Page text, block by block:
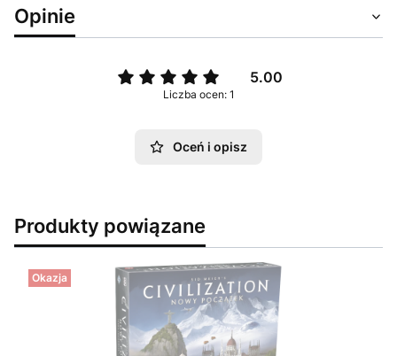
Opinie
5.00
Liczba ocen: 1
Oceń i opisz
Produkty powiązane
Okazja